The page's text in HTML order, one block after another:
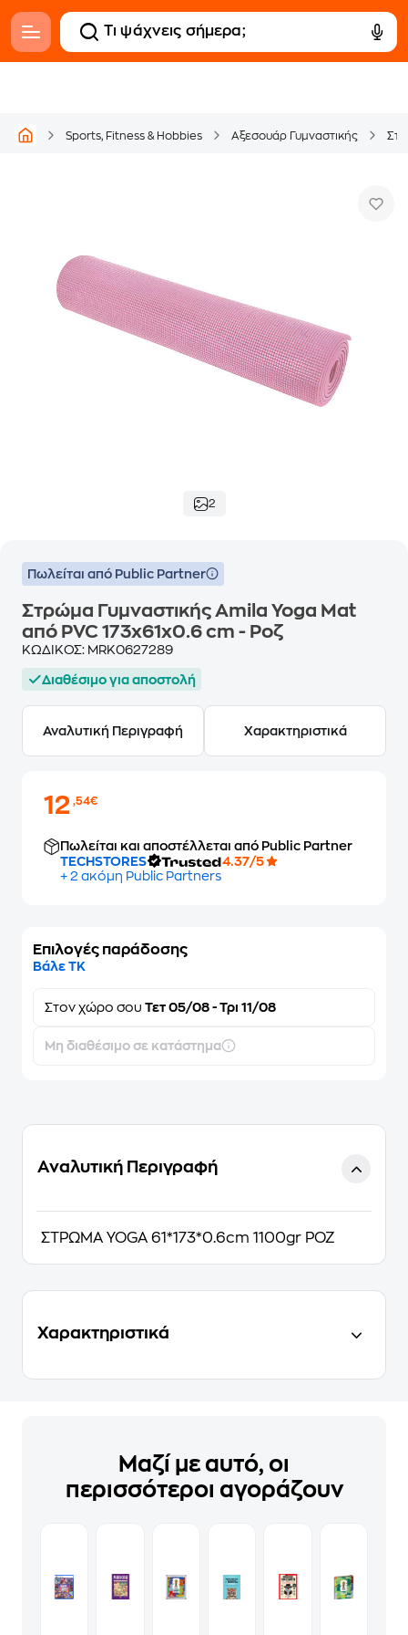
Sports, Fitness & Hobbies Αξεσουάρ Γυμναστικής
2
Πωλείται από Public Partner
Στρώμα Γυμναστικής Amila Yoga Mat
από PVC 173x61x0.6 cm - Ροζ
ΚΩΔΙΚΟΣ: MRK0627289
Διαθέσιμο για αποστολή
Αναλυτική Περιγραφή Χαρακτηριστικά
12,54€
Πωλείται και αποστέλλεται από Public Partner
TECHSTORES
4.37/5
+ 2 ακόμη Public Partners
Επιλογές παράδοσης
Βάλε ΤΚ
Στον χώρο σου Τετ 05/08 - Τρι 11/08
Μη διαθέσιμο σε κατάστημα
Αναλυτική Περιγραφή
ΣΤΡΩΜΑ YOGA 61*173*0.6cm 1100gr ΡΟΖ
Χαρακτηριστικά
Μαζί με αυτό, οι
περισσότεροι αγοράζουν